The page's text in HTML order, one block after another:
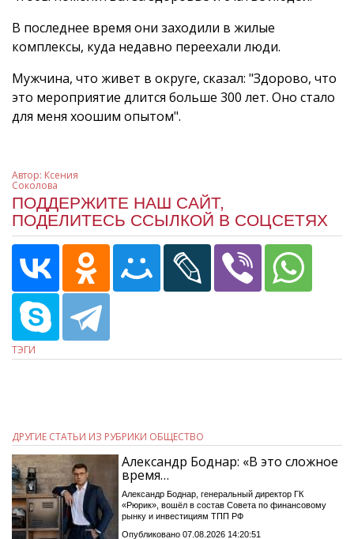
В последнее время они заходили в жилые
комплексы, куда недавно переехали люди.
Мужчина, что живет в округе, сказал: "Здорово, что
это мероприятие длится больше 300 лет. Оно стало
для меня хоошим опытом".
Автор: Ксения
Соколова
ПОДДЕРЖИТЕ НАШ САЙТ,
ПОДЕЛИТЕСЬ ССЫЛКОЙ В СОЦСЕТЯХ
ТЭГИ
ДРУГИЕ СТАТЬИ ИЗ РУБРИКИ ОБЩЕСТВО
Александр Боднар: «В это сложное
время…
Александр Боднар, генеральный директор ГК
«Рюрик», вошёл в состав Совета по финансовому
рынку и инвестициям ТПП РФ
Опубликовано 07.08.2026 14:20:51